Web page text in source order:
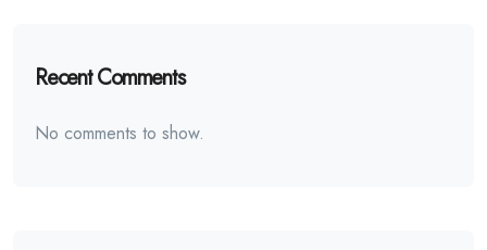
Recent Comments
No comments to show.